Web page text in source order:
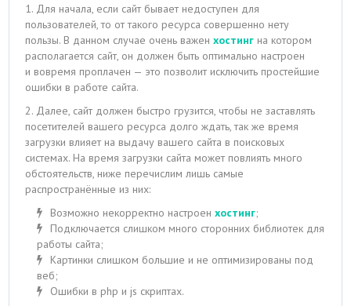
1. Для начала, если сайт бывает недоступен для
пользователей, то от такого ресурса совершенно нету
пользы. В данном случае очень важенхостинг на котором
располагается сайт, он должен быть оптимально настроен
и вовремя проплачен — это позволит исключить простейшие
ошибки в работе сайта.
2. Далее, сайт должен быстро грузится, чтобы не заставлять
посетителей вашего ресурса долго ждать, так же время
загрузки влияет на выдачу вашего сайта в поисковых
системах. На время загрузки сайта может повлиять много
обстоятельств, ниже перечислим лишь самые
распространённые из них:
Возможно некорректно настроенхостинг;
Подключается слишком много сторонних библиотек для
работы сайта;
Картинки слишком большие и не оптимизированы под
веб;
Ошибки в php и js скриптах.